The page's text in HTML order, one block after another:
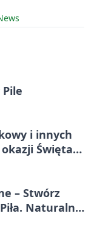
Pile
i innych
Święta
– Stwórz
Naturalna